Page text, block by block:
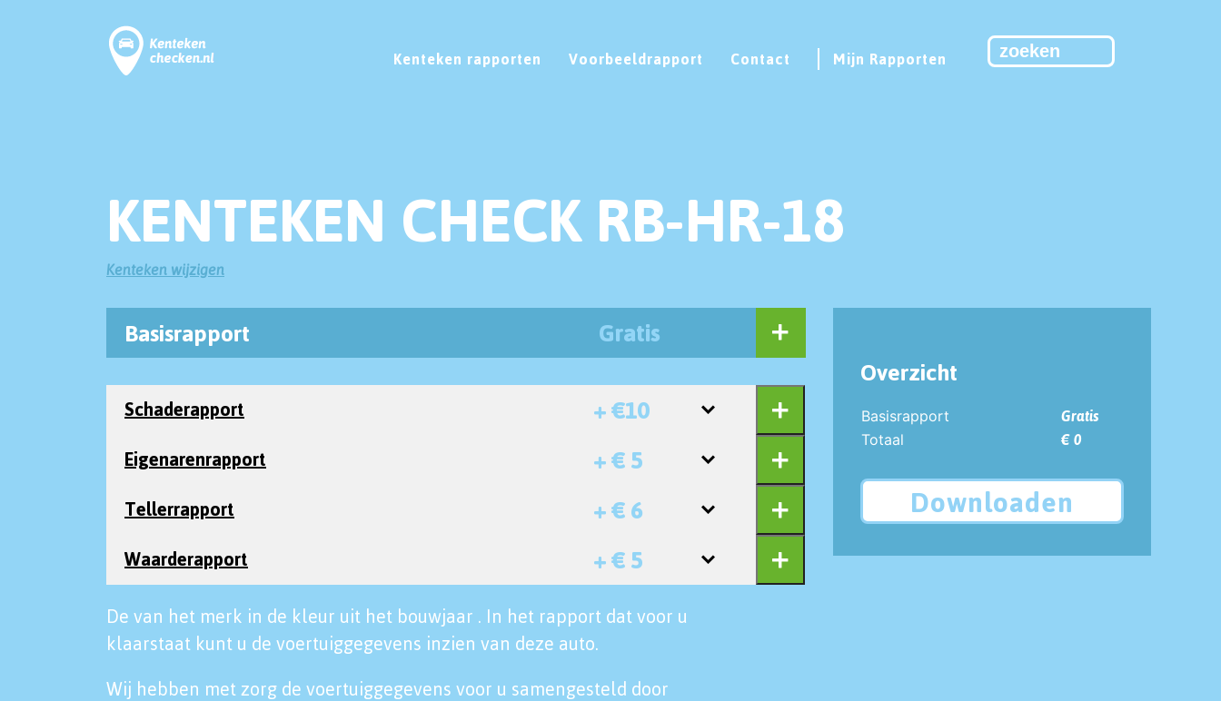
Kenteken rapporten Voorbeeldrapport Contact Mijn Rapporten
KENTEKEN CHECK RB-HR-18
Kenteken wijzigen
Basisrapport Gratis
Schaderapport + €10
Eigenarenrapport + € 5
Tellerrapport + € 6
Waarderapport + € 5
De van het merk in de kleur uit het bouwjaar . In het rapport dat voor u
klaarstaat kunt u de voertuiggegevens inzien van deze auto.
Wij hebben met zorg de voertuiggegevens voor u samengesteld door
Overzicht
Basisrapport
Gratis
Totaal
€ 0
Downloaden